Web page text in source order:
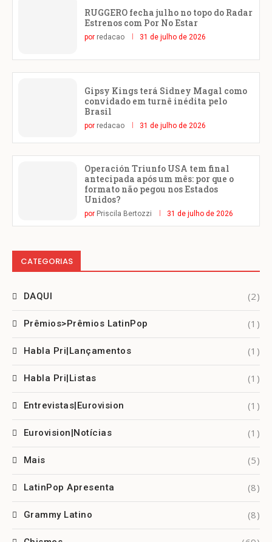
RUGGERO fecha julho no topo do Radar
Estrenos com Por No Estar
por redacao 31 de julho de 2026
Gipsy Kings terá Sidney Magal como
convidado em turnê inédita pelo
Brasil
por redacao 31 de julho de 2026
Operación Triunfo USA tem final
antecipada após um mês: por que o
formato não pegou nos Estados
Unidos?
por Priscila Bertozzi 31 de julho de 2026
CATEGORIAS
DAQUI (2)
Prêmios>Prêmios LatinPop (1)
Habla Pri|Lançamentos (1)
Habla Pri|Listas (1)
Entrevistas|Eurovision (1)
Eurovision|Notícias (1)
Mais (5)
LatinPop Apresenta (8)
Grammy Latino (8)